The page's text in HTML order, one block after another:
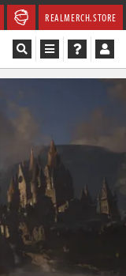
REALMERCH.STORE